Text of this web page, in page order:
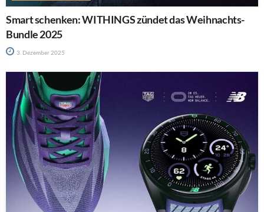
Smart schenken: WITHINGS zündet das Weihnachts-
Bundle 2025
3. Dezember 2025